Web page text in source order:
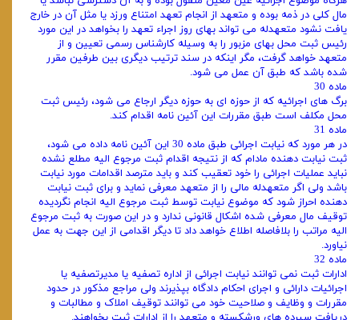
مال کلی در ذمه بوده و متعهد از انجام تعهد امتناع ورزد یا مثل آن در خارج
یافت نشود متعهدله می‌ تواند بهای روز اجراء تعهد را بخواهد در این مورد
رئیس ثبت محل بهای مزبور را به وسیله کارشناس رسمی تعیین و از
متعهد خواهد گرفت، مگر اینکه در سند ترتیب دیگری بین طرفین مقرر
شده باشد که طبق آن عمل می‌ شود.
ماده 30
برگ‌ های اجرائیه که از حوزه‌ ای به حوزه دیگر ارجاع می‌ شود، رئیس ثبت
محل مکلف است طبق مقررات این آئین‌ نامه اقدام کند.
ماده 31
در هر مورد که نیابت اجرائی طبق ماده 30 این آئین‌ نامه داده می‌ شود،
ثبت نیابت دهنده مادام که از نتیجه اقدام ثبت مرجوع الیه مطلع نشده
نباید عملیات اجرائی را خود تعقیب کند و باید مترصد اقدامات مورد نیابت
باشد ولی اگر متعهدله مالی را از متعهد معرفی نماید و برای ثبت نیابت
دهنده احراز شود که موضوع نیابت توسط ثبت مرجوع الیه انجام نگردیده
توقیف مال معرفی شده اشکال قانونی ندارد و در این صورت به ثبت مرجوع
الیه مراتب را بلافاصله اطلاع خواهد داد تا دیگر اقدامی از این جهت به عمل
نیاورد.
ماده 32
ادارات ثبت نمی‌ توانند نیابت اجرائی از اداره تصفیه یا مدیرتصفیه یا
اجرائیات دارائی و اجرای احکام دادگاه بپذیرند ولی مراجع مذکور در حدود
مقررات و وظایف و صلاحیت خود می‌ توانند توقیف املاک و مطالبات و